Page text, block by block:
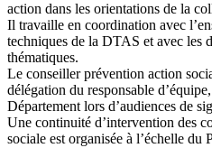
action dans les orientations de la
Il travaille en coordination avec
techniques de la DTAS et avec les
thématiques.
Le conseiller prévention action
délégation du responsable
Département lors d’audiences de
Une continuité d’intervention des
sociale est organisée à l’échelle du